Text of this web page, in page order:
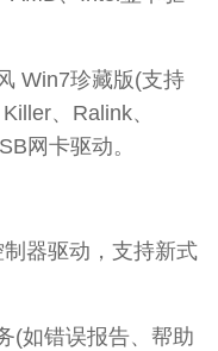
Win7珍藏版(支持
、Ralink、
网卡驱动。
器驱动，支持新式
如错误报告、帮助